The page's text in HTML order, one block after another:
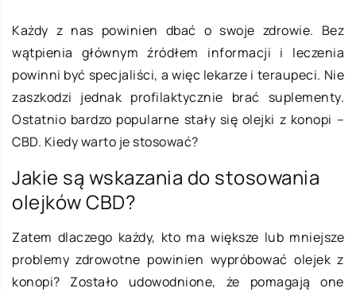
Każdy z nas powinien dbać o swoje zdrowie. Bez
wątpienia głównym źródłem informacji i leczenia
powinni być specjaliści, a więc lekarze i teraupeci. Nie
zaszkodzi jednak profilaktycznie brać suplementy.
Ostatnio bardzo popularne stały się olejki z konopi –
CBD. Kiedy warto je stosować?
Jakie są wskazania do stosowania
olejków CBD?
Zatem dlaczego każdy, kto ma większe lub mniejsze
problemy zdrowotne powinien wypróbować olejek z
konopi? Zostało udowodnione, że pomagają one